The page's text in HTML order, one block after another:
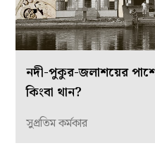
নদী-পুকুর-জলাশয়ের
কিংবা থান?
সুপ্রতিম কর্মকার